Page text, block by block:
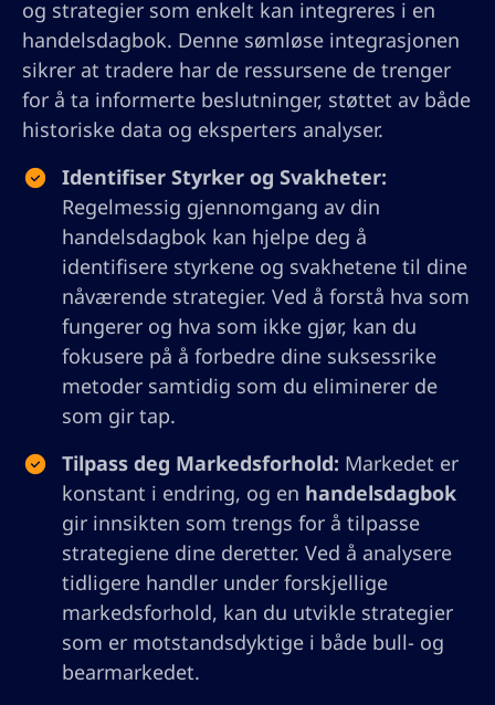
og strategier som enkelt kan integreres i en
handelsdagbok. Denne sømløse integrasjonen
sikrer at tradere har de ressursene de trenger
for å ta informerte beslutninger, støttet av både
historiske data og eksperters analyser.
Identifiser Styrker og Svakheter:
Regelmessig gjennomgang av din
handelsdagbok kan hjelpe deg å
identifisere styrkene og svakhetene til dine
nåværende strategier. Ved å forstå hva som
fungerer og hva som ikke gjør, kan du
fokusere på å forbedre dine suksessrike
metoder samtidig som du eliminerer de
som gir tap.
Tilpass deg Markedsforhold: Markedet er
konstant i endring, og en handelsdagbok
gir innsikten som trengs for å tilpasse
strategiene dine deretter. Ved å analysere
tidligere handler under forskjellige
markedsforhold, kan du utvikle strategier
som er motstandsdyktige i både bull- og
bearmarkedet.